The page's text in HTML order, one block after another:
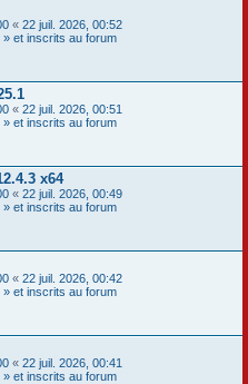
« 22 juil. 2026, 00:52
et inscrits au forum
« 22 juil. 2026, 00:51
et inscrits au forum
x64
« 22 juil. 2026, 00:49
et inscrits au forum
« 22 juil. 2026, 00:42
et inscrits au forum
« 22 juil. 2026, 00:41
et inscrits au forum